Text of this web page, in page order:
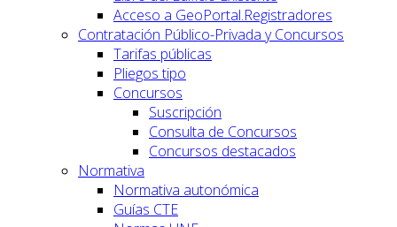
Acceso a GeoPortal.Registradores
Contratación Público-Privada y Concursos
Tarifas públicas
Pliegos tipo
Concursos
Suscripción
Consulta de Concursos
Concursos destacados
Normativa
Normativa autonómica
Guías CTE